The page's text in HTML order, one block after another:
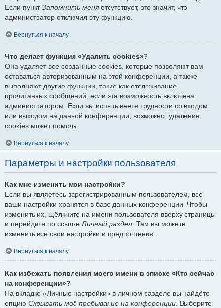
Если пунктЗапомнить меня отсутствует, это значит, что
администратор отключил эту функцию.
Вернуться к началу
Что делает функция «Удалить cookies»?
Она удаляет все созданные cookies, которые позволяют вам
оставаться авторизованным на этой конференции, а также
выполняют другие функции, такие как отслеживание
прочитанных сообщений, если эта возможность включена
администратором. Если вы испытываете трудности со входом
или выходом на данной конференции, возможно, удаление
cookies может помочь.
Вернуться к началу
Параметры и настройки пользователя
Как мне изменить мои настройки?
Если вы являетесь зарегистрированным пользователем, все
ваши настройки хранятся в базе данных конференции. Чтобы
изменить их, щёлкните на имени пользователя вверху страницы
и перейдите по ссылкеЛичный раздел. Там вы можете
изменить все свои настройки и предпочтения.
Вернуться к началу
Как избежать появления моего имени в списке «Кто сейчас
на конференции»?
На вкладке «Личные настройки» в личном разделе вы найдёте
опцию Скрывать моё пребывание на конференции . Выберите